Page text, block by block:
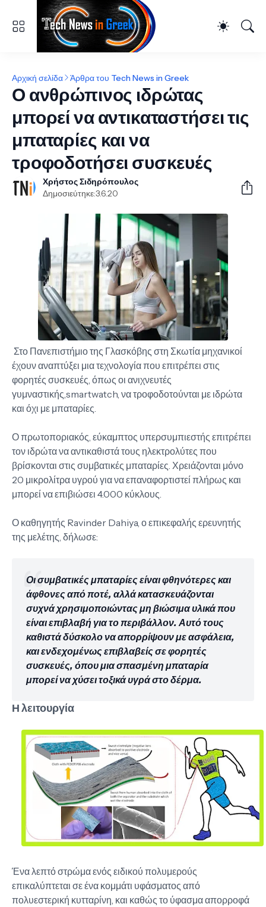
Αρχική σελίδα Άρθρα του Tech News in Greek
Ο ανθρώπινος ιδρώτας
μπορεί να αντικαταστήσει τις
μπαταρίες και να
τροφοδοτήσει συσκευές
Χρήστος Σιδηρόπουλος
Δημοσιεύτηκε:3.6.20
Στο Πανεπιστήμιο της Γλασκόβης στη Σκωτία μηχανικοί
έχουν αναπτύξει μια τεχνολογία που επιτρέπει στις
φορητές συσκευές, όπως οι ανιχνευτές
γυμναστικής,smartwatch, να τροφοδοτούνται με ιδρώτα
και όχι με μπαταρίες.
Ο πρωτοποριακός, εύκαμπτος υπερσυμπιεστής επιτρέπει
τον ιδρώτα να αντικαθιστά τους ηλεκτρολύτες που
βρίσκονται στις συμβατικές μπαταρίες. Χρειάζονται μόνο
20 μικρολίτρα υγρού για να επαναφορτιστεί πλήρως και
μπορεί να επιβιώσει 4.000 κύκλους.
Ο καθηγητής Ravinder Dahiya, ο επικεφαλής ερευνητής
της μελέτης, δήλωσε:
Οι συμβατικές μπαταρίες είναι φθηνότερες και
άφθονες από ποτέ, αλλά κατασκευάζονται
συχνά χρησιμοποιώντας μη βιώσιμα υλικά που
είναι επιβλαβή για το περιβάλλον. Αυτό τους
καθιστά δύσκολο να απορρίψουν με ασφάλεια,
και ενδεχομένως επιβλαβείς σε φορητές
συσκευές, όπου μια σπασμένη μπαταρία
μπορεί να χύσει τοξικά υγρά στο δέρμα.
Η λειτουργία
Ένα λεπτό στρώμα ενός ειδικού πολυμερούς
επικαλύπτεται σε ένα κομμάτι υφάσματος από
πολυεστερική κυτταρίνη, και καθώς το ύφασμα απορροφά